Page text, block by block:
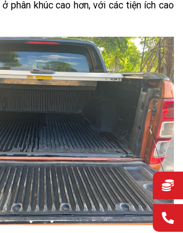
phân khúc cao hơn, với các tiện ích cao